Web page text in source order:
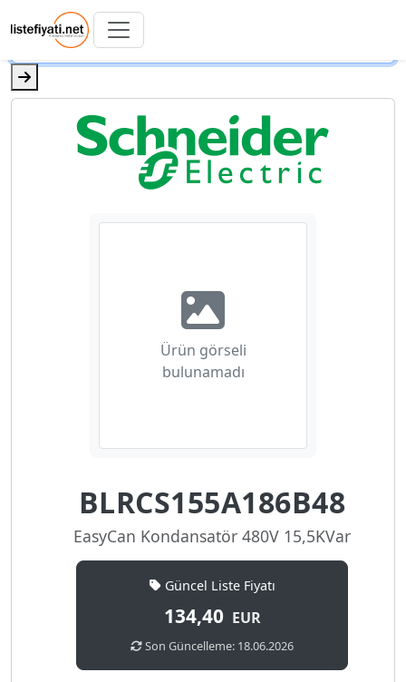
Ürün görseli
bulunamadı
BLRCS155A186B48
EasyCan Kondansatör 480V 15,5KVar
Güncel Liste Fiyatı
134,40 EUR
Son Güncelleme: 18.06.2026